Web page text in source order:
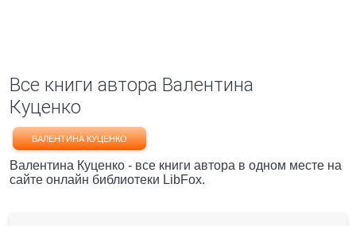
Все книги автора Валентина
Куценко
ВАЛЕНТИНА КУЦЕНКО
Валентина Куценко - все книги автора в одном месте на
сайте онлайн библиотеки LibFox.